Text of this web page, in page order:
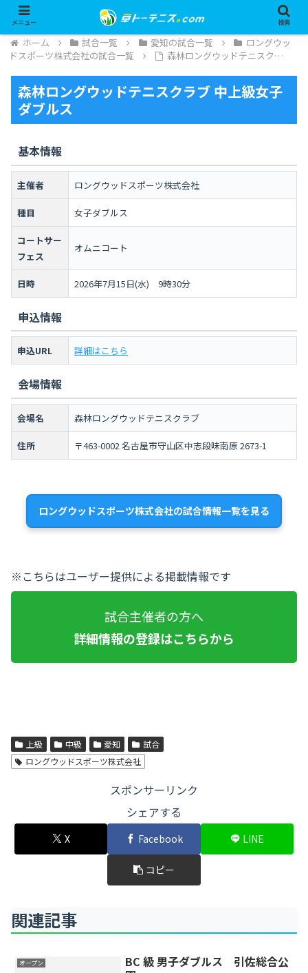
ホーム 試合一覧 愛知の試合一覧
ロングウッ
ドスポーツ株式会社の試合一覧
森林ロングウッドテニスク…
森林ロングウッドテニスクラブ 中上級女子
ダブルス
基本情報
主催者 ロングウッドスポーツ株式会社
種目 女子ダブルス
コートサー
フェス
オムニコート
日時 2026年7月15日(水) 9時30分
申込情報
申込URL 詳細はこちら
会場情報
会場名 森林ロングウッドテニスクラブ
住所 〒463-0002 名古屋市守山区中志段味南原 2673-1
ロングウッドスポーツ株式会社の試合情報一覧を見る
※こちらはユーザー提供による掲載情報です
試合主催者の方へ
詳細情報の登録はこちらから
上級 中級 愛知
試合
ロングウッドスポーツ株式会社
スポンサーリンク
シェアする
X Facebook LINE
コピー
関連記事
オープン
BC 級 男子ダブルス 引佐総合公
メニュー 検索